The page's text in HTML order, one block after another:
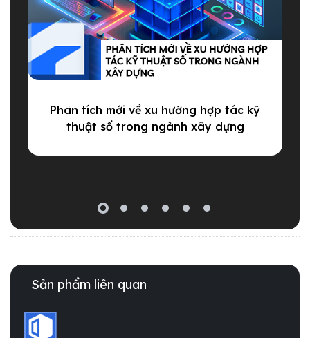
Phân tích mới về xu hướng hợp tác kỹ
thuật số trong ngành xây dựng
Sản phẩm liên quan